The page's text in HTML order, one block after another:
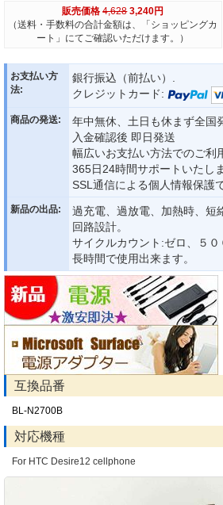
販売価格 4,628 3,240円
（送料・手数料の合計金額は、「ショッピングカ
ート」にてご確認いただけます。）
お支払い方
法:
銀行振込（前払い）.
クレジットカード:
商品の発送:
年中無休、土日も休まず全国
入金確認後 即日発送
幅広いお支払い方法でのご利
365日24時間サポートいたし
SSL通信による個人情報保護
新品の出品:
過充電、過放電、加熱時、短
回路設計。
サイクルカウント:ゼロ、５０
長時間で使用出来ます。
互換品番
BL-N2700B
対応機種
For HTC Desire12 cellphone